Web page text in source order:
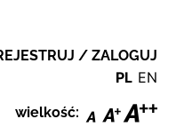
/ ZALOGUJ
PL EN
wielkość: